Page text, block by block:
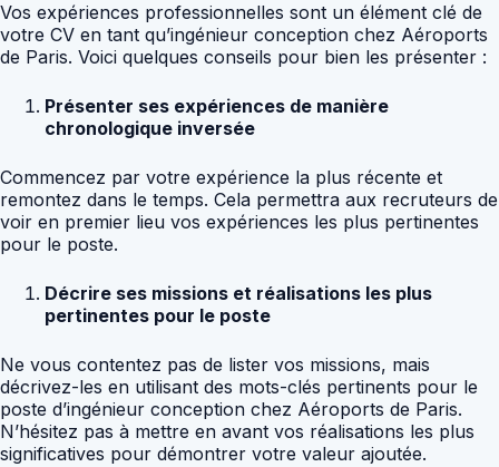
Vos expériences professionnelles sont un élément clé de
votre CV en tant qu’ingénieur conception chez Aéroports
de Paris. Voici quelques conseils pour bien les présenter :
Présenter ses expériences de manière
chronologique inversée
Commencez par votre expérience la plus récente et
remontez dans le temps. Cela permettra aux recruteurs de
voir en premier lieu vos expériences les plus pertinentes
pour le poste.
Décrire ses missions et réalisations les plus
pertinentes pour le poste
Ne vous contentez pas de lister vos missions, mais
décrivez-les en utilisant des mots-clés pertinents pour le
poste d’ingénieur conception chez Aéroports de Paris.
N’hésitez pas à mettre en avant vos réalisations les plus
significatives pour démontrer votre valeur ajoutée.